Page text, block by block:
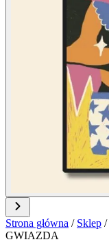
Strona główna / Sklep /
GWIAZDA